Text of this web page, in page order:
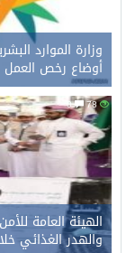
وزارة الموارد
أوضاع رخص العمل
78
0
الهيئة العامة
والهدر الغذائي